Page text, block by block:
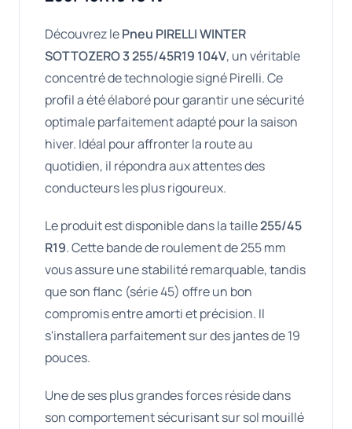
Découvrez lePneu PIRELLI WINTER
SOTTOZERO 3 255/45R19 104V, un véritable
concentré de technologie signé Pirelli. Ce
profil a été élaboré pour garantir une sécurité
optimale parfaitement adapté pour la saison
hiver. Idéal pour affronter la route au
quotidien, il répondra aux attentes des
conducteurs les plus rigoureux.
Le produit est disponible dans la taille255/45
R19. Cette bande de roulement de 255 mm
vous assure une stabilité remarquable, tandis
que son flanc (série 45) offre un bon
compromis entre amorti et précision. Il
s'installera parfaitement sur des jantes de 19
pouces.
Une de ses plus grandes forces réside dans
son comportement sécurisant sur sol mouillé